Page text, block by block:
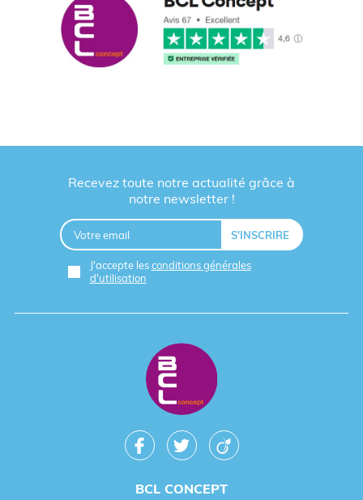
Recevez toute notre actualité grâce à
notre newsletter !
J'accepte lesconditions générales
d'utilisation
BCL CONCEPT